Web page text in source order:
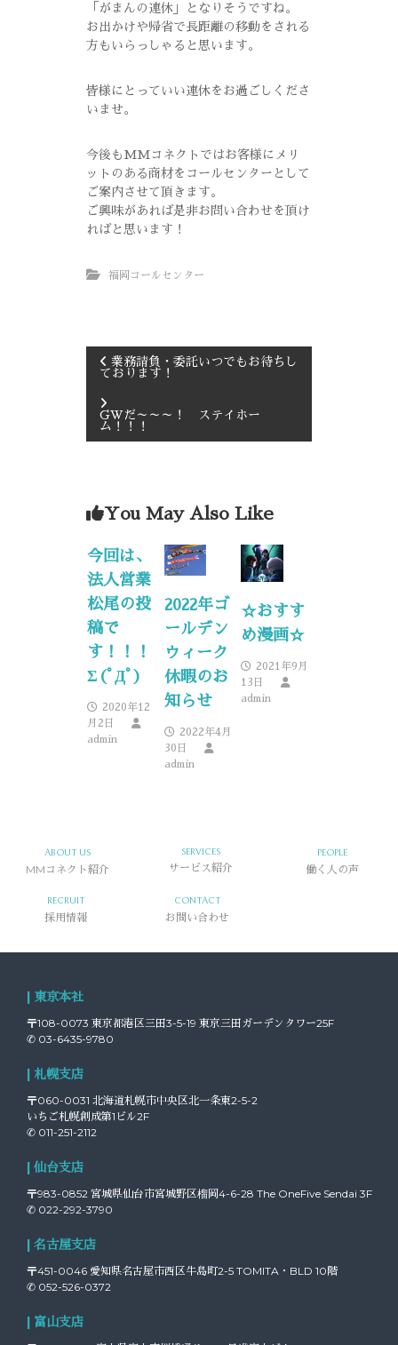
「がまんの連休」となりそうですね。
お出かけや帰省で長距離の移動をされる
方もいらっしゃると思います。
皆様にとっていい連休をお過ごしくださ
いませ。
今後もMMコネクトではお客様にメリ
ットのある商材をコールセンターとして
ご案内させて頂きます。
ご興味があれば是非お問い合わせを頂け
ればと思います！
福岡コールセンター
業務請負・委託いつでもお待ちし
ております！
GWだ～～～！ ステイホー
ム！！！
You May Also Like
今回は、
法人営業
松尾の投
稿で
す！！！
Σ(ﾟДﾟ)
2020年12
月2日
admin
2022年ゴ
ールデン
ウィーク
休暇のお
知らせ
2022年4月
30日
admin
☆おすす
め漫画☆
2021年9月
13日
admin
ABOUT US
MMコネクト紹介
SERVICES
サービス紹介
PEOPLE
働く人の声
RECRUIT
採用情報
CONTACT
お問い合わせ
| 東京本社
〒108-0073 東京都港区三田3-5-19 東京三田ガーデンタワー25F
✆ 03-6435-9780
| 札幌支店
〒060-0031 北海道札幌市中央区北一条東2-5-2
いちご札幌創成第1ビル2F
✆ 011-251-2112
| 仙台支店
〒983-0852 宮城県仙台市宮城野区榴岡4-6-28 The OneFive Sendai 3F
✆ 022-292-3790
| 名古屋支店
〒451-0046 愛知県名古屋市西区牛島町2-5 TOMITA・BLD 10階
✆ 052-526-0372
| 富山支店